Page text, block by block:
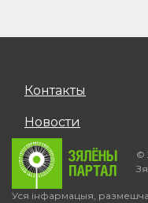
Контакты
Новости
©
Уся інфармацыя,